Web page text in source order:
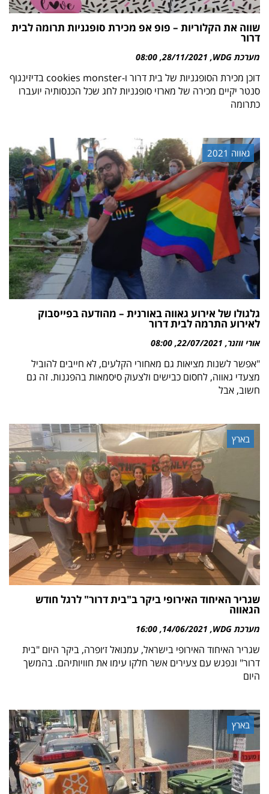
שווה את הקלוריות – פופ אפ מכירת סופגניות תרומה לבית
דרור
מערכת WDG 28/11/2021
08:00
דוכן מכירת הסופגניות של בית דרור ו-cookies monster בדיזינגוף
סנטר יקיים מכירה של מארזי סופגניות לחג שכל הכנסותיה יועברו
כתרומה
גאווה 2021
גלגולו של אירוע גאווה באורנית – מהודעה בפייסבוק
לאירוע התרמה לבית דרור
אורי ווזנר 22/07/2021
08:00
"אפשר לשנות מציאות גם מאחורי הקלעים, לא חייבים להוביל
מצעדי גאווה, לחסום כבישים ולצעוק סיסמאות בהפגנות. זה גם
חשוב, אבל
בארץ
שגריר האיחוד האירופי ביקר ב"בית דרור" לרגל חודש
הגאווה
מערכת WDG 14/06/2021
16:00
שגריר האיחוד האירופי בישראל, עמנואל ז׳ופרה, ביקר היום "בית
דרור" ונפגש עם צעירים אשר חלקו עימו את חוויותיהם. בהמשך
היום
בארץ